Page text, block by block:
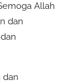
Allah
dan
dan